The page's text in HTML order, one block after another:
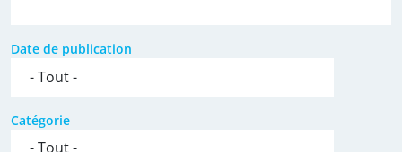
Date de publication
Catégorie